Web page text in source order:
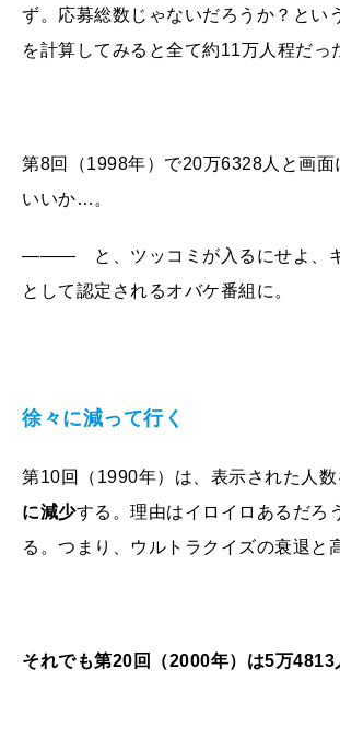
ず。応募総数じゃないだろうか？とい
を計算してみると全て約11万人程だ
第8回（1998年）で20万6328人と画
いいか…。
――― と、ツッコミが入るにせよ、ギ
として認定されるオバケ番組に。
徐々に減って行く
第10回（1990年）は、表示された人
に減少する。理由はイロイロあるだろ
る。つまり、ウルトラクイズの衰退
それでも第20回（2000年）は5万